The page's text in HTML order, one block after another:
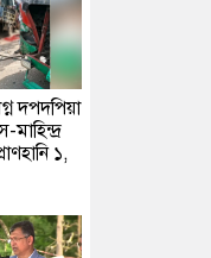
দপদপিয়া
মাহিন্দ্র
১,